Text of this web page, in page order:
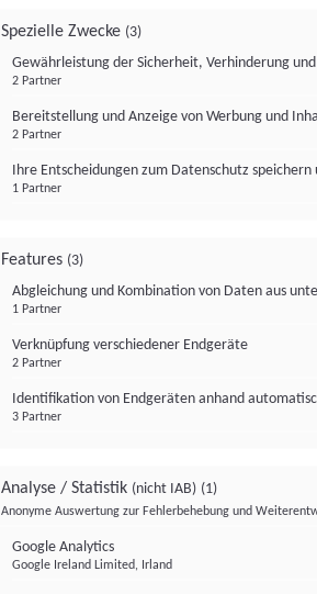
Spezielle Zwecke (3)
Gewährleistung der Sicherheit, Verhinderung
2 Partner
Bereitstellung und Anzeige von Werbung und
2 Partner
Ihre Entscheidungen zum Datenschutz
1 Partner
Features (3)
Abgleichung und Kombination von Daten aus
1 Partner
Verknüpfung verschiedener Endgeräte
2 Partner
Identifikation von Endgeräten anhand
3 Partner
Analyse / Statistik (nicht IAB) (1)
Anonyme Auswertung zur Fehlerbehebung und
Google Analytics
Google Ireland Limited, Irland